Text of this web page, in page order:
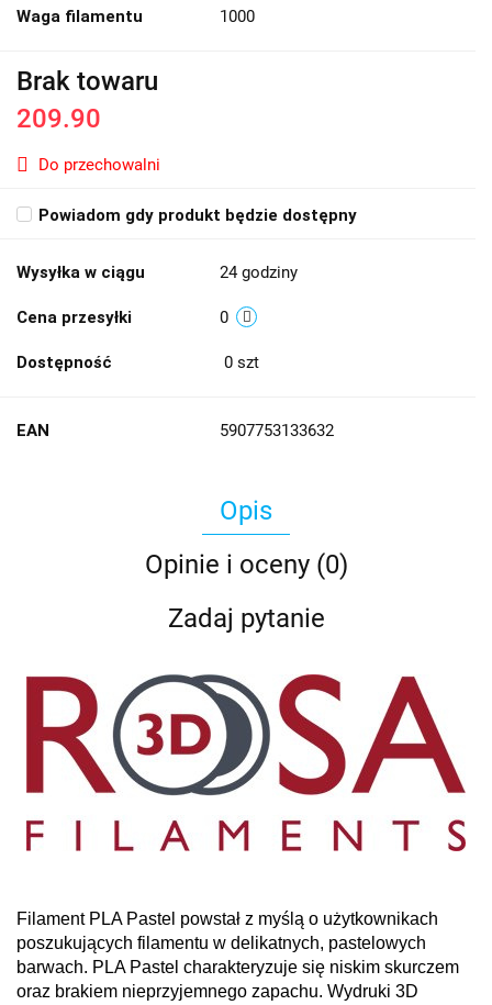
Waga filamentu 1000
Brak towaru
209.90
Do przechowalni
Powiadom gdy produkt będzie dostępny
Wysyłka w ciągu 24 godziny
Cena przesyłki 0
Dostępność 0 szt
EAN 5907753133632
Opis
Opinie i oceny (0)
Zadaj pytanie
Filament PLA Pastel powstał z myślą o użytkownikach
poszukujących filamentu w delikatnych, pastelowych
barwach. PLA Pastel charakteryzuje się niskim skurczem
oraz brakiem nieprzyjemnego zapachu. Wydruki 3D